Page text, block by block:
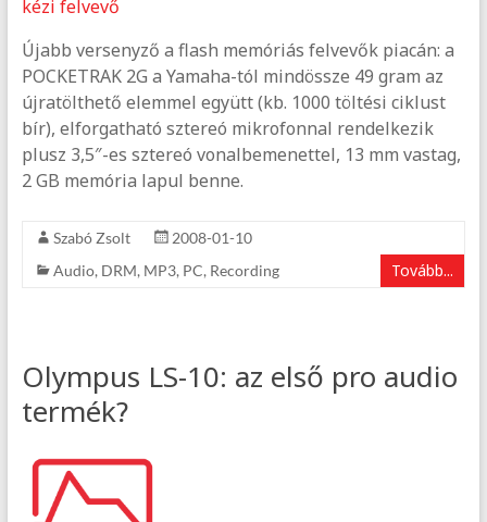
Újabb versenyző a flash memóriás felvevők piacán: a
POCKETRAK 2G a Yamaha-tól mindössze 49 gram az
újratölthető elemmel együtt (kb. 1000 töltési ciklust
bír), elforgatható sztereó mikrofonnal rendelkezik
plusz 3,5″-es sztereó vonalbemenettel, 13 mm vastag,
2 GB memória lapul benne.
Szabó Zsolt
2008-01-10
Audio, DRM, MP3, PC, Recording Tovább...
Olympus LS-10: az első pro audio
termék?